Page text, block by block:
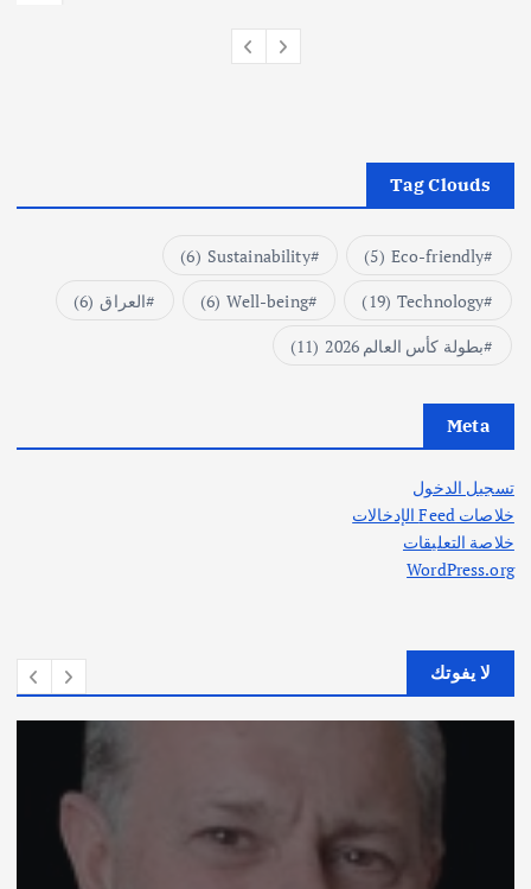
Tag Clouds
Eco-friendly
(5)
Sustainability
(6)
Technology
(19)
Well-being
(6) العراق (6)
بطولة كأس العالم 2026
(11)
Meta
تسجيل الدخول
خلاصات Feed الإدخالات
خلاصة التعليقات
WordPress.org
لا يفوتك